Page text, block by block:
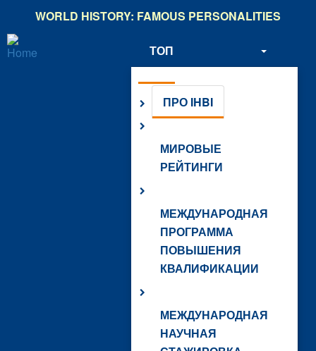
main
content
WORLD HISTORY: FAMOUS PERSONALITIES
ТОП
ПРО IHBI
МИРОВЫЕ
РЕЙТИНГИ
МЕЖДУНАРОДНАЯ
ПРОГРАММА
ПОВЫШЕНИЯ
КВАЛИФИКАЦИИ
МЕЖДУНАРОДНАЯ
НАУЧНАЯ